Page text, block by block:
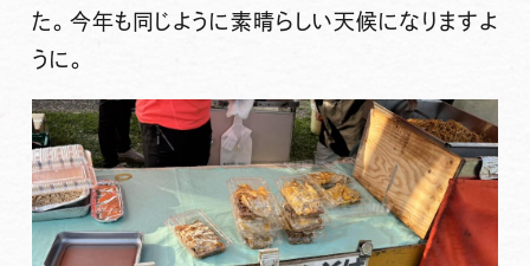
た。今年も同じように素晴らしい天候になりますよ
うに。